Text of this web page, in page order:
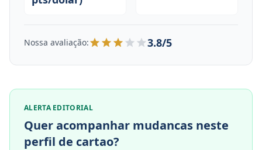
Nossa avaliação: 3.8/5
ALERTA EDITORIAL
Quer acompanhar mudancas neste
perfil de cartao?